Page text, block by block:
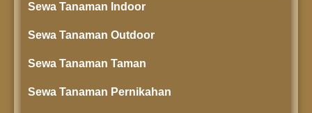
Sewa Tanaman Indoor
Sewa Tanaman Outdoor
Sewa Tanaman Taman
Sewa Tanaman Pernikahan